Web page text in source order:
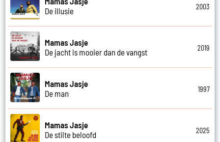
De illusie
2003
Mamas Jasje
De jacht is mooier dan de vangst
2019
Mamas Jasje
De man
1997
Mamas Jasje
De stilte beloofd
2025